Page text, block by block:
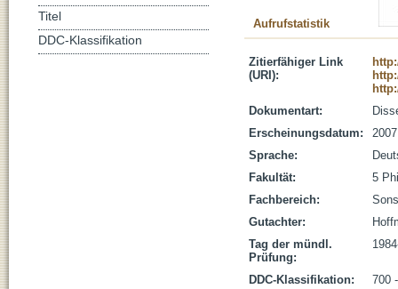
Aufrufstatistik
Zitierfähiger Link
(URI):
Dokumentart:
Erscheinungsdatum:
2007
Sprache:
Fakultät:
5
Fachbereich:
Gutachter:
Tag der mündl.
Prüfung:
DDC-Klassifikation:
700
Titel
DDC-Klassifikation